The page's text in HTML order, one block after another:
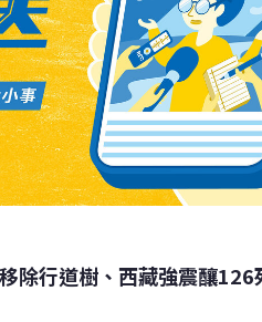
除行道樹、西藏強震釀126